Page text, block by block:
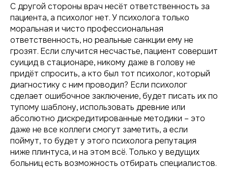
С другой стороны врач несёт ответственность за
пациента, а психолог нет. У психолога только
моральная и чисто профессиональная
ответственность, но реальные санкции ему не
грозят. Если случится несчастье, пациент совершит
суицид в стационаре, никому даже в голову не
придёт спросить, а кто был тот психолог, который
диагностику с ним проводил? Если психолог
сделает ошибочное заключение, будет писать их по
тупому шаблону, использовать древние или
абсолютно дискредитированные методики – это
даже не все коллеги смогут заметить, а если
поймут, то будет у этого психолога репутация
ниже плинтуса, и на этом всё. Только у ведущих
больниц есть возможность отбирать специалистов.